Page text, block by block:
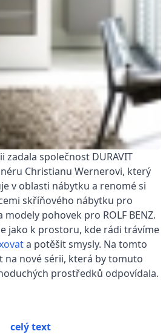
zadala společnost DURAVIT
Christianu Wernerovi, který
v oblasti nábytku a renomé si
skříňového nábytku pro
modely pohovek pro ROLF BENZ.
jako k prostoru, kde rádi trávíme
a potěšit smysly. Na tomto
na nové sérii, která by tomuto
prostředků odpovídala.
celý text